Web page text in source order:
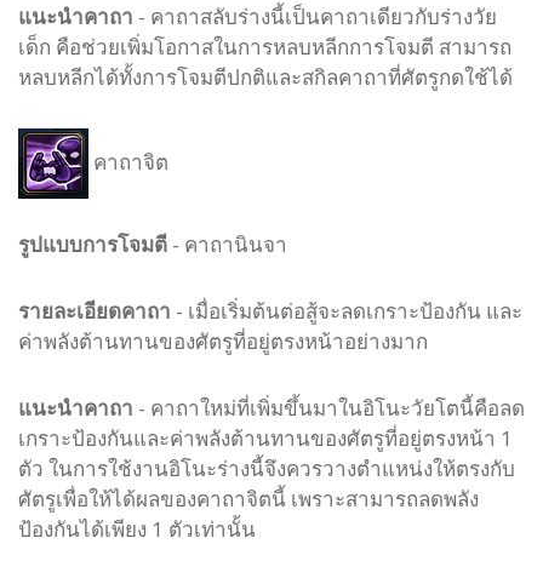
แนะนำคาถา - คาถาสลับร่างนี้เป็นคาถาเดียวกับร่างวัย
เด็ก คือช่วยเพิ่มโอกาสในการหลบหลีกการโจมตี สามารถ
หลบหลีกได้ทั้งการโจมตีปกติและสกิลคาถาที่ศัตรูกดใช้ได้
คาถาจิต
รูปแบบการโจมตี - คาถานินจา
รายละเอียดคาถา - เมื่อเริ่มต้นต่อสู้จะลดเกราะป้องกัน และ
ค่าพลังต้านทานของศัตรูที่อยู่ตรงหน้าอย่างมาก
แนะนำคาถา - คาถาใหม่ที่เพิ่มขึ้นมาในอิโนะวัยโตนี้คือลด
เกราะป้องกันและค่าพลังต้านทานของศัตรูที่อยู่ตรงหน้า 1
ตัว ในการใช้งานอิโนะร่างนี้จึงควรวางตำแหน่งให้ตรงกับ
ศัตรูเพื่อให้ได้ผลของคาถาจิตนี้ เพราะสามารถลดพลัง
ป้องกันได้เพียง 1 ตัวเท่านั้น